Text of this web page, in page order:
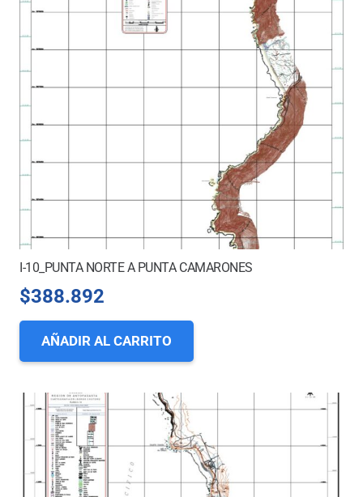
I-10_PUNTA NORTE A PUNTA CAMARONES
$388.892
AÑADIR AL CARRITO